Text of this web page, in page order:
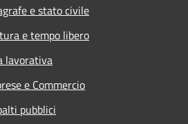
e stato civile
e tempo libero
lavorativa
e Commercio
pubblici